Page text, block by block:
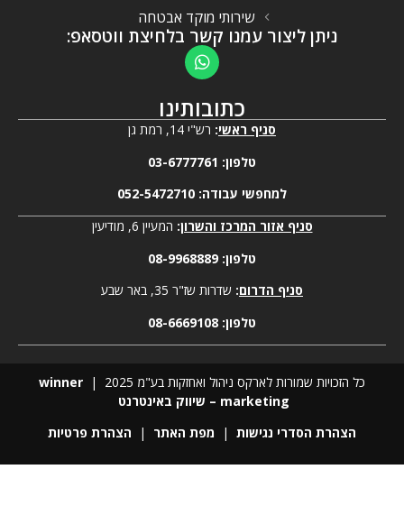
שירותי מוקד אבטחה
ניתן ליצור עמנו קשר בלחיצת ווטסאפ:
כתובותינו
סניף ראשי: רש"י 14, רמת גן
טלפון: 03-6777761
למחפשי עבודה: 052-5472710
סניף אזור המרכז והשרון: המעיין 6, מודיעין
טלפון: 08-9968889
סניף הדרום: שדרות שז"ר 35, באר שבע
טלפון: 08-6669108
כל הזכויות שמורות לארקס ניהול ואחזקות בע"מ 2025 |
winner
marketing – שיווק באינטרנט
הצהרת הסדרי נגישות | מפת האתר | הצהרת פרטיות